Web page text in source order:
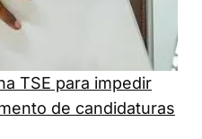
TSE para impedir
de candidaturas